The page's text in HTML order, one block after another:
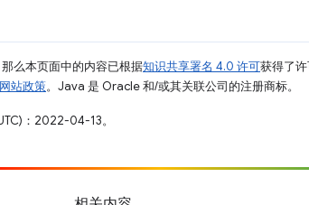
么本页面中的内容已根据知识共享署名 4.0 许可获得了
站政策。Java 是 Oracle 和/或其关联公司的注册商标。
：2022-04-13。